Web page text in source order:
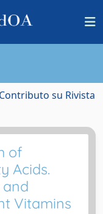
su Rivista
of
Acids.
and
Vitamins